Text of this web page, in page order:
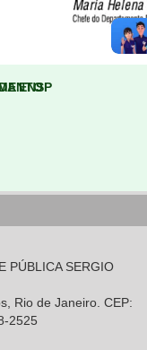
ENSP
PÚBLICA SERGIO
Rio de Janeiro. CEP:
2525